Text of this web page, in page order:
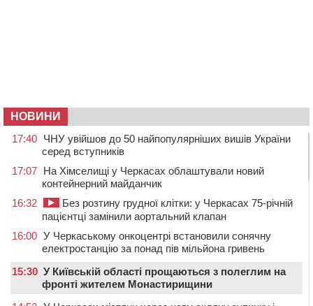
НОВИНИ
17:40 ЧНУ увійшов до 50 найпопулярніших вишів України
серед вступників
17:07 На Хімселищі у Черкасах облаштували новий
контейнерний майданчик
16:32
Без розтину грудної клітки: у Черкасах 75-річній
пацієнтці замінили аортальний клапан
16:00 У Черкаському онкоцентрі встановили сонячну
електростанцію за понад пів мільйона гривень
15:30 У Київській області прощаються з полеглим на
фронті жителем Монастирищини